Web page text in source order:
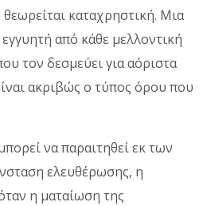
καταχρηστική. Μια
από κάθε μελλοντική
τον δεσμεύει για αόριστα
ακριβώς ο τύπος όρου που
να παραιτηθεί εκ των
ελευθέρωσης, η
η ματαίωση της